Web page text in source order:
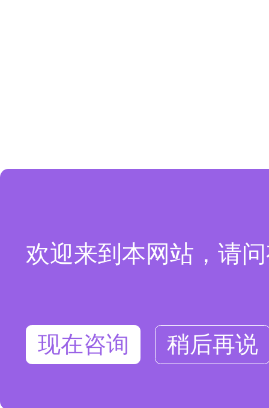
欢迎来到本网站，请
现在咨询 稍后再说